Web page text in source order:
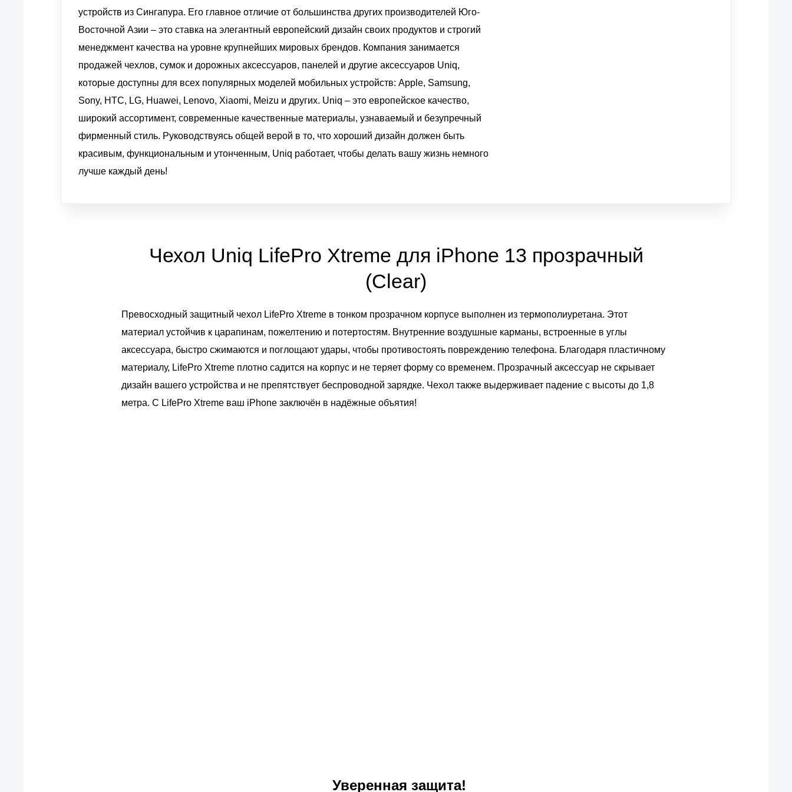
устройств из Сингапура. Его главное отличие от большинства других производителей Юго-
Восточной Азии – это ставка на элегантный европейский дизайн своих продуктов и строгий
менеджмент качества на уровне крупнейших мировых брендов. Компания занимается
продажей чехлов, сумок и дорожных аксессуаров, панелей и другие аксессуаров Uniq,
которые доступны для всех популярных моделей мобильных устройств: Apple, Samsung,
Sony, HTC, LG, Huawei, Lenovo, Xiaomi, Meizu и других. Uniq – это европейское качество,
широкий ассортимент, современные качественные материалы, узнаваемый и безупречный
фирменный стиль. Руководствуясь общей верой в то, что хороший дизайн должен быть
красивым, функциональным и утонченным, Uniq работает, чтобы делать вашу жизнь немного
лучше каждый день!
Чехол Uniq LifePro Xtreme для iPhone 13 прозрачный
(Clear)
Превосходный защитный чехол LifePro Xtreme в тонком прозрачном корпусе выполнен из термополиуретана. Этот
материал устойчив к царапинам, пожелтению и потертостям. Внутренние воздушные карманы, встроенные в углы
аксессуара, быстро сжимаются и поглощают удары, чтобы противостоять повреждению телефона. Благодаря пластичному
материалу, LifePro Xtreme плотно садится на корпус и не теряет форму со временем. Прозрачный аксессуар не скрывает
дизайн вашего устройства и не препятствует беспроводной зарядке. Чехол также выдерживает падение с высоты до 1,8
метра. С LifePro Xtreme ваш iPhone заключён в надёжные объятия!
Уверенная защита!